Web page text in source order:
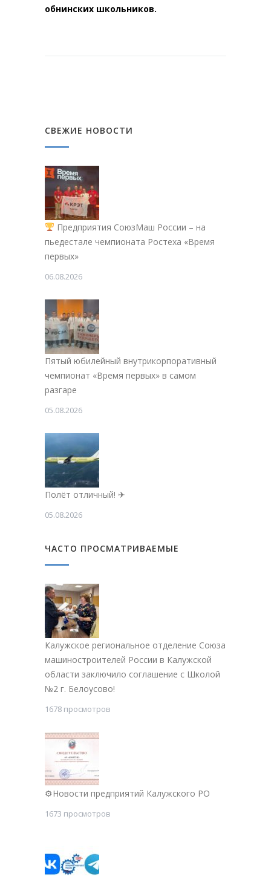
обнинских школьников.
СВЕЖИЕ НОВОСТИ
Предприятия СоюзМаш России – на
пьедестале чемпионата Ростеха «Время
первых»
06.08.2026
Пятый юбилейный внутрикорпоративный
чемпионат «Время первых» в самом
разгаре
05.08.2026
Полёт отличный! ✈
05.08.2026
ЧАСТО ПРОСМАТРИВАЕМЫЕ
Калужское региональное отделение Союза
машиностроителей России в Калужской
области заключило соглашение с Школой
№2 г. Белоусово!
1678 просмотров
⚙Новости предприятий Калужского РО
1673 просмотров